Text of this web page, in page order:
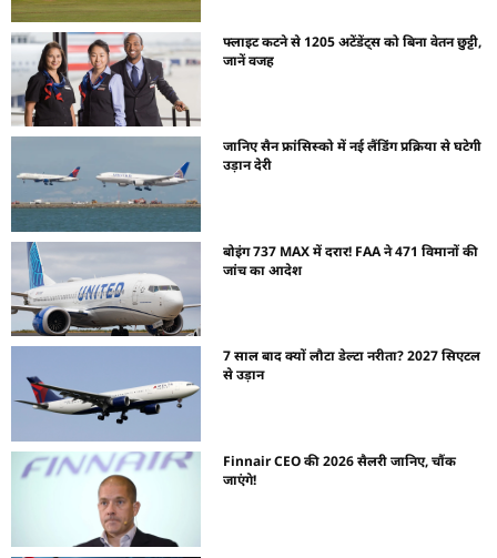
फ्लाइट कटने से 1205 अटेंडेंट्स को बिना वेतन छुट्टी,
जानें वजह
जानिए सैन फ्रांसिस्को में नई लैंडिंग प्रक्रिया से घटेगी
उड़ान देरी
बोइंग 737 MAX में दरार! FAA ने 471 विमानों की
जांच का आदेश
7 साल बाद क्यों लौटा डेल्टा नरीता? 2027 सिएटल
से उड़ान
Finnair CEO की 2026 सैलरी जानिए, चौंक
जाएंगे!